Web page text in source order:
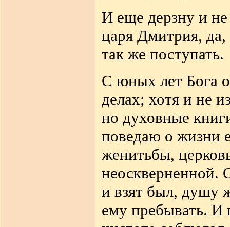
И еще дерзну и
царя Дмитрия, да,
так же поступать.
С юных лет Бога
делах; хотя и не
но духовные
поведаю о жизни
женитьбы,
неоскверненной.
и взят был, душу
ему пребывать. И